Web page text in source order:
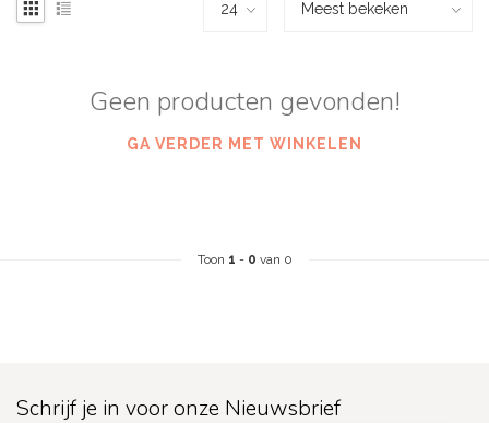
Geen producten gevonden!
GA VERDER MET WINKELEN
Toon 1 - 0 van 0
Schrijf je in voor onze Nieuwsbrief